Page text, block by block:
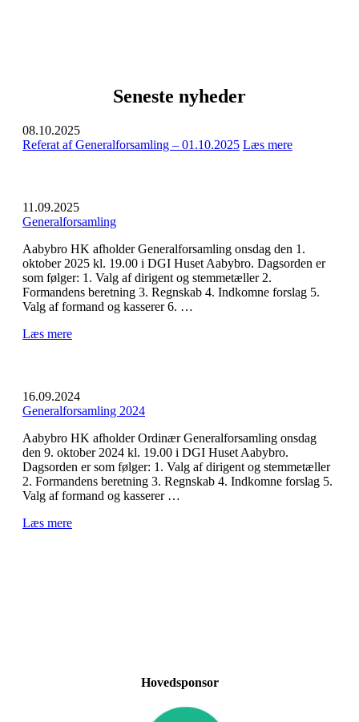
Seneste nyheder
08.10.2025
Referat af Generalforsamling – 01.10.2025 Læs mere
11.09.2025
Generalforsamling
Aabybro HK afholder Generalforsamling onsdag den 1.
oktober 2025 kl. 19.00 i DGI Huset Aabybro. Dagsorden er
som følger: 1. Valg af dirigent og stemmetæller 2.
Formandens beretning 3. Regnskab 4. Indkomne forslag 5.
Valg af formand og kasserer 6. …
Læs mere
16.09.2024
Generalforsamling 2024
Aabybro HK afholder Ordinær Generalforsamling onsdag
den 9. oktober 2024 kl. 19.00 i DGI Huset Aabybro.
Dagsorden er som følger: 1. Valg af dirigent og stemmetæller
2. Formandens beretning 3. Regnskab 4. Indkomne forslag 5.
Valg af formand og kasserer …
Læs mere
Hovedsponsor